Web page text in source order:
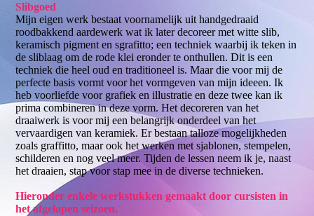
Slibgoed
Mijn eigen werk bestaat voornamelijk uit handgedraaid
roodbakkend aardewerk wat ik later decoreer met witte slib,
keramisch pigment en sgrafitto; een techniek waarbij ik teken in
de sliblaag om de rode klei eronder te onthullen. Dit is een
techniek die heel oud en traditioneel is. Maar die voor mij de
perfecte basis vormt voor het vormgeven van mijn ideeen. Ik
heb voorliefde voor grafiek en illustratie en deze twee kan ik
prima combineren in deze vorm. Het decoreren van het
draaiwerk is voor mij een belangrijk onderdeel van het
vervaardigen van keramiek. Er bestaan talloze mogelijkheden
zoals graffitto, maar ook het werken met sjablonen, stempelen,
schilderen en nog veel meer. Tijden de lessen neem ik je, naast
het draaien, stap voor stap mee in de diverse technieken.
Hieronder enkele werkstukken gemaakt door cursisten in
het afgelopen seizoen.